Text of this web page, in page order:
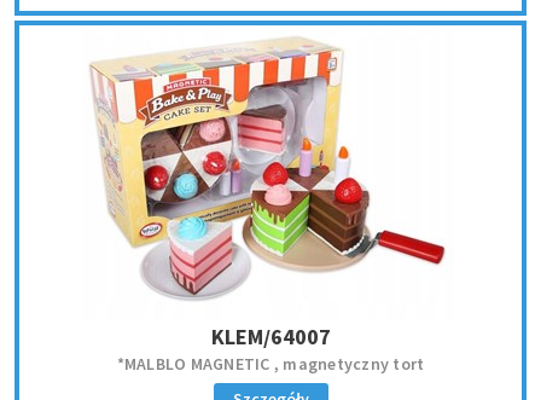
KLEM/64007
*MALBLO MAGNETIC , magnetyczny tort